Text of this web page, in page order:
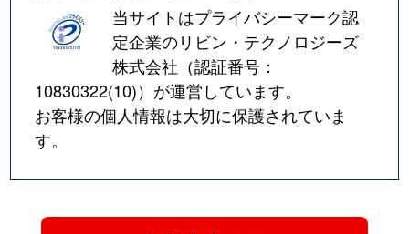
当サイトはプライバシーマーク認
定企業のリビン・テクノロジーズ
株式会社（認証番号：
10830322(10)）が運営しています。
お客様の個人情報は大切に保護されていま
す。